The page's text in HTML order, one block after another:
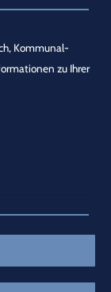
Kommunal-
zu Ihrer